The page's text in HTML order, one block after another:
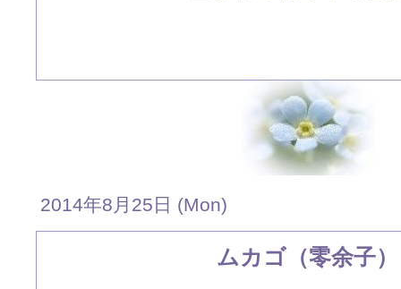
2014年8月25日 (Mon)
ムカゴ（零余子